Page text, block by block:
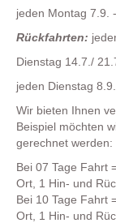
jeden Montag 7.9.
Rückfahrten:
Dienstag 14.7./
jeden Dienstag
Wir bieten Ihnen
Beispiel möchten
gerechnet werden:
Bei 07 Tage Fahrt
Ort, 1 Hin- und
Bei 10 Tage Fahrt
Ort, 1 Hin- und